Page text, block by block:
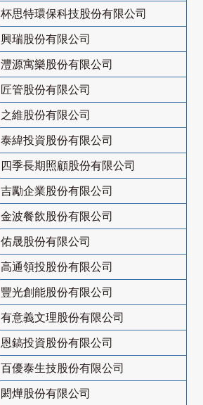
杯思特環保科技股份有限公司
興瑞股份有限公司
灃源寓樂股份有限公司
匠管股份有限公司
之維股份有限公司
泰緯投資股份有限公司
四季長期照顧股份有限公司
吉勵企業股份有限公司
金波餐飲股份有限公司
佑晟股份有限公司
高通領投股份有限公司
豐光創能股份有限公司
有意義文理股份有限公司
恩鎬投資股份有限公司
百優泰生技股份有限公司
閎燁股份有限公司